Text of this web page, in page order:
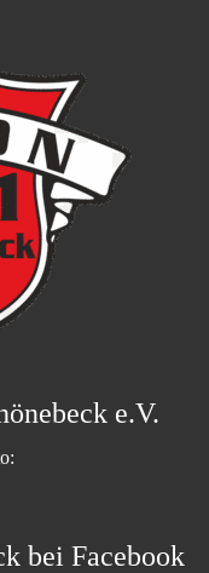
e.V.
bei Facebook